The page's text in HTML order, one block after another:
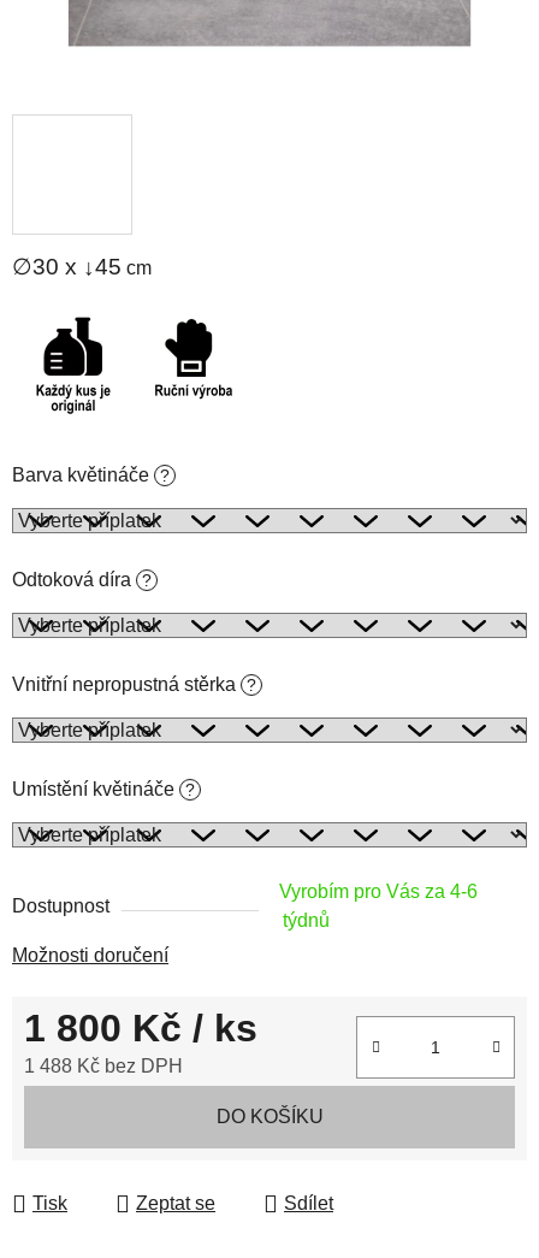
∅30 x ↓45 cm
Barva květináče ?
Odtoková díra ?
Vnitřní nepropustná stěrka ?
Umístění květináče ?
Dostupnost
Vyrobím pro Vás za 4-6
týdnů
Možnosti doručení
1 800 Kč / ks
1 488 Kč bez DPH
DO KOŠÍKU
Tisk Zeptat se Sdílet